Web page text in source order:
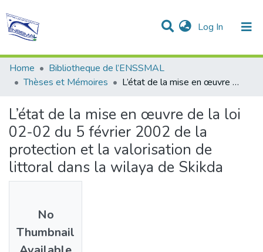
Log In (current)
Communities & Collections
Statistics
All of DSpace
Home
Bibliotheque de l’ENSSMAL
Thèses et Mémoires
L’état de la mise en œuvre de la loi 02-02 du 5 février 2002 de la protection et la valorisation de littoral dans la wilaya de Skikda
L’état de la mise en œuvre de la loi
02-02 du 5 février 2002 de la
protection et la valorisation de
littoral dans la wilaya de Skikda
No
Thumbnail